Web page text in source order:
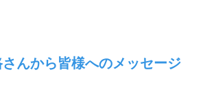
んから皆様へのメッセージ